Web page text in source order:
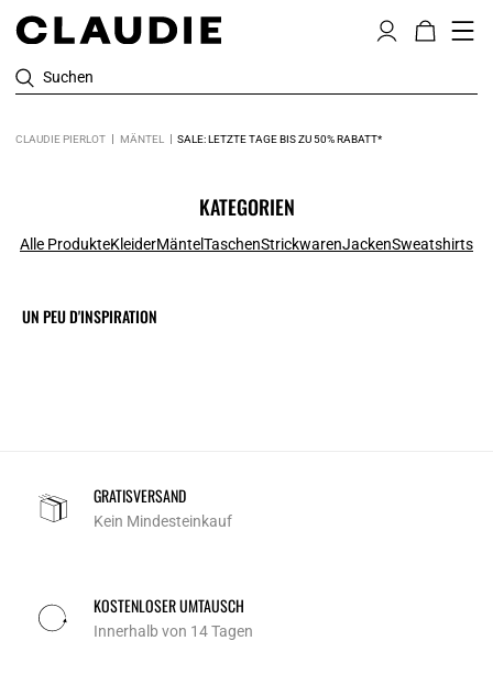
Suchen
CLAUDIE PIERLOT MÄNTEL SALE: LETZTE TAGE BIS ZU 50% RABATT*
KATEGORIEN
Alle ProdukteKleiderMäntelTaschenStrickwarenJackenSweatshirts
UN PEU D'INSPIRATION
GRATISVERSAND
Kein Mindesteinkauf
KOSTENLOSER UMTAUSCH
Innerhalb von 14 Tagen